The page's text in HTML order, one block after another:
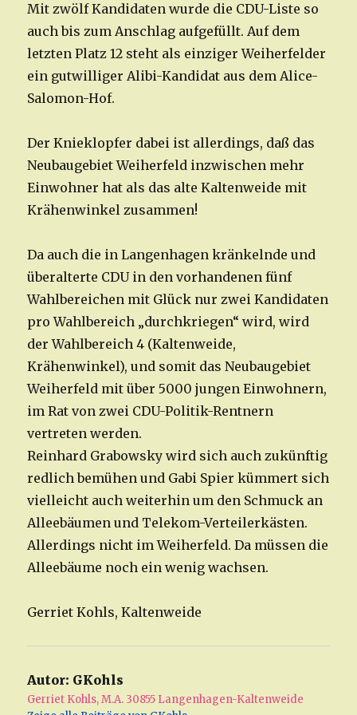
Mit zwölf Kandidaten wurde die CDU-Liste so
auch bis zum Anschlag aufgefüllt. Auf dem
letzten Platz 12 steht als einziger Weiherfelder
ein gutwilliger Alibi-Kandidat aus dem Alice-
Salomon-Hof.
Der Knieklopfer dabei ist allerdings, daß das
Neubaugebiet Weiherfeld inzwischen mehr
Einwohner hat als das alte Kaltenweide mit
Krähenwinkel zusammen!
Da auch die in Langenhagen kränkelnde und
überalterte CDU in den vorhandenen fünf
Wahlbereichen mit Glück nur zwei Kandidaten
pro Wahlbereich „durchkriegen“ wird, wird
der Wahlbereich 4 (Kaltenweide,
Krähenwinkel), und somit das Neubaugebiet
Weiherfeld mit über 5000 jungen Einwohnern,
im Rat von zwei CDU-Politik-Rentnern
vertreten werden.
Reinhard Grabowsky wird sich auch zukünftig
redlich bemühen und Gabi Spier kümmert sich
vielleicht auch weiterhin um den Schmuck an
Alleebäumen und Telekom-Verteilerkästen.
Allerdings nicht im Weiherfeld. Da müssen die
Alleebäume noch ein wenig wachsen.
Gerriet Kohls, Kaltenweide
Autor: GKohls
Gerriet Kohls, M.A. 30855 Langenhagen-Kaltenweide